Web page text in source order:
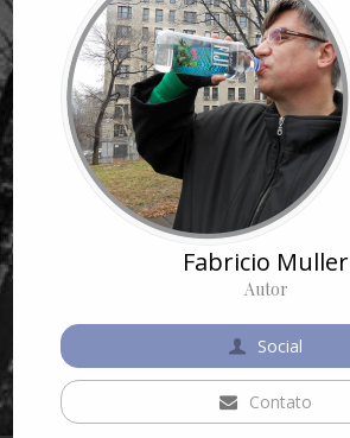
Fabricio Muller
Autor
Social
Contato